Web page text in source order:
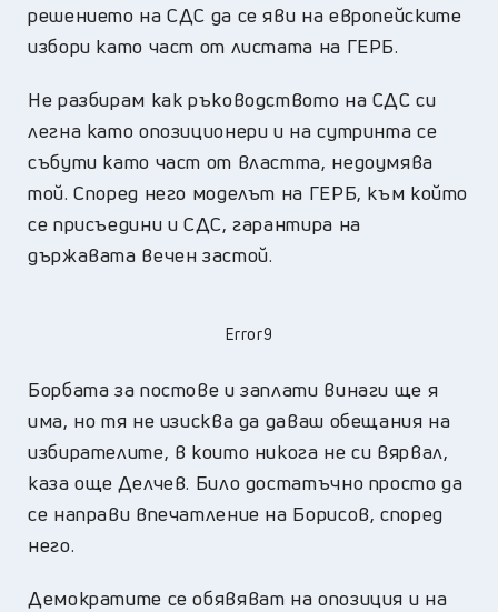
решението на СДС да се яви на европейските
избори като част от листата на ГЕРБ.
Не разбирам как ръководството на СДС си
легна като опозиционери и на сутринта се
събути като част от властта, недоумява
той. Според него моделът на ГЕРБ, към който
се присъедини и СДС, гарантира на
държавата вечен застой.
Error9
Борбата за постове и заплати винаги ще я
има, но тя не изисква да даваш обещания на
избирателите, в които никога не си вярвал,
каза още Делчев. Било достатъчно просто да
се направи впечатление на Борисов, според
него.
Демократите се обявяват на опозиция и на